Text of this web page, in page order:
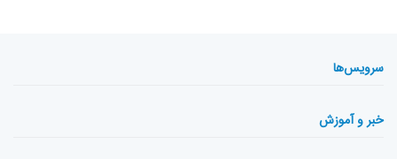
سرویس‌ها
خبر و آموزش